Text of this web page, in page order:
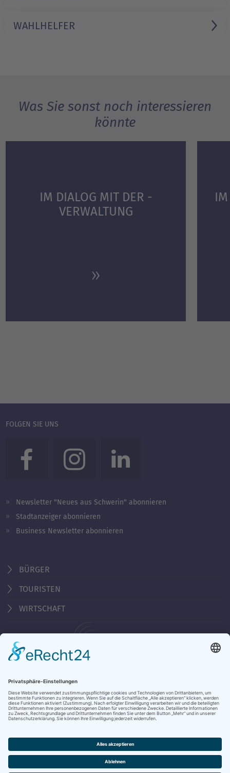
WAHLHELFER
Was Sie sonst noch interessieren
könnte
IM DIALOG MIT DER ­
VERWALTUNG
FOLGEN SIE UNS
Newsletter "Neues aus Schwerin" abonnieren
Stadtanzeiger abonnieren
Business Newsletter abonnieren
BÜRGER
TOURISTEN
WIRTSCHAFT
Behördennummer 115
KONTAKT
NOTRUFE & HOTLINES
JOBS
STADTANZEIGER
BROSCHÜREN
PRESSE
DATENSCHUTZ